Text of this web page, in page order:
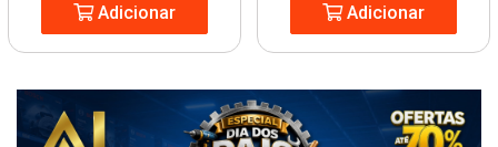
Adicionar Adicionar